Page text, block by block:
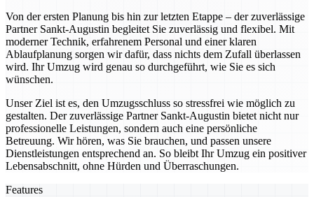
Von der ersten Planung bis hin zur letzten Etappe – der zuverlässige
Partner Sankt-Augustin begleitet Sie zuverlässig und flexibel. Mit
moderner Technik, erfahrenem Personal und einer klaren
Ablaufplanung sorgen wir dafür, dass nichts dem Zufall überlassen
wird. Ihr Umzug wird genau so durchgeführt, wie Sie es sich
wünschen.
Unser Ziel ist es, den Umzugsschluss so stressfrei wie möglich zu
gestalten. Der zuverlässige Partner Sankt-Augustin bietet nicht nur
professionelle Leistungen, sondern auch eine persönliche
Betreuung. Wir hören, was Sie brauchen, und passen unsere
Dienstleistungen entsprechend an. So bleibt Ihr Umzug ein positiver
Lebensabschnitt, ohne Hürden und Überraschungen.
Features